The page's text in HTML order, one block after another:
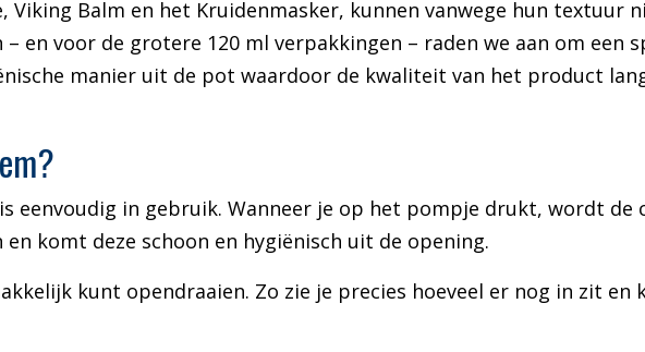
Viking Balm en het Kruidenmasker, kunnen vanwege hun textuur
en voor de grotere 120 ml verpakkingen – raden we aan om een
manier uit de pot waardoor de kwaliteit van het product
eenvoudig in gebruik. Wanneer je op het pompje drukt, wordt de
komt deze schoon en hygiënisch uit de opening.
kunt opendraaien. Zo zie je precies hoeveel er nog in zit en